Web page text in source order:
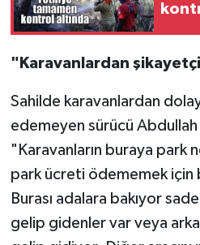
"Karavanlardan
Sahilde karavanlardan
edemeyen sürücü
"Karavanların buraya park
park ücreti ödememek için
Burası adalara bakıyor
gelip gidenler var veya